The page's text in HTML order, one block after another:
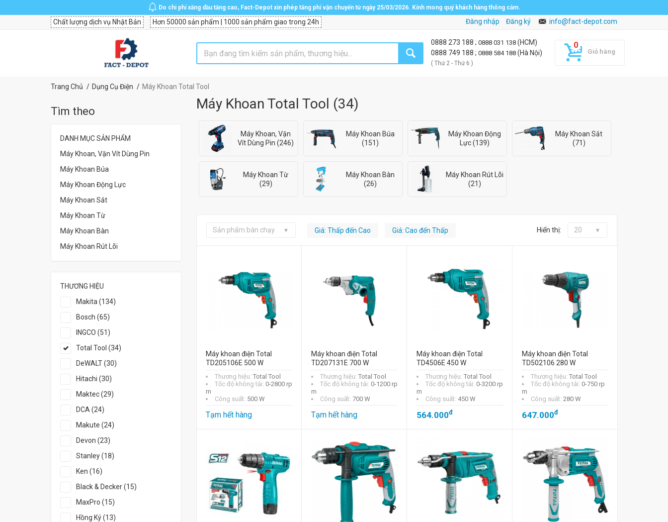
Do chi phí xăng dầu tăng cao, Fact-Depot xin phép tăng phí vận chuyển từ ngày 25/03/2026. Kính mong quý khách hàng thông cảm.
Chất lượng dịch vụ Nhật Bản Hơn 50000 sản phẩm | 1000 sản phẩm giao trong 24h Đăng nhập Đăng ký info@fact-depot.com
Giỏ hàng
0888 273 188 ; 0888 031 138 (HCM)
0888 749 188 ; 0888 584 188 (Hà Nội)
( Thứ 2 - Thứ 6 )
Trang Chủ Dụng Cụ Điện Máy Khoan Total Tool
Tìm theo
DANH MỤC SẢN PHẨM
Máy Khoan, Vặn Vít Dùng Pin
Máy Khoan Búa
Máy Khoan Động Lực
Máy Khoan Sắt
Máy Khoan Từ
Máy Khoan Bàn
Máy Khoan Rút Lõi
THƯƠNG HIỆU
Makita (134)
Bosch (65)
INGCO (51)
Total Tool (34)
DeWALT (30)
Hitachi (30)
Maktec (29)
DCA (24)
Makute (24)
Devon (23)
Stanley (18)
Ken (16)
Black & Decker (15)
MaxPro (15)
Hồng Ký (13)
Máy Khoan Total Tool (34)
Máy Khoan, Vặn
Vít Dùng Pin (246)
Máy Khoan Búa
(151)
Máy Khoan Động
Lực (139)
Máy Khoan Sắt
(71)
Máy Khoan Từ
(29)
Máy Khoan Bàn
(26)
Máy Khoan Rút Lõi
(21)
Hiển thị: 20
Sản phẩm bán chạy Giá: Thấp đến Cao Giá: Cao đến Thấp
Máy khoan điện Total
TD205106E 500 W
Thương hiệu: Total Tool
Tốc độ không tải: 0-2800 rp
m
Công suất: 500 W
Tạm hết hàng
Máy khoan điện Total
TD207131E 700 W
Thương hiệu: Total Tool
Tốc độ không tải: 0-1200 rp
m
Công suất: 700 W
Tạm hết hàng
Máy khoan điện Total
TD4506E 450 W
Thương hiệu: Total Tool
Tốc độ không tải: 0-3200 rp
m
Công suất: 450 W
564.000đ
Máy khoan điện Total
TD502106 280 W
Thương hiệu: Total Tool
Tốc độ không tải: 0-750 rp
m
Công suất: 280 W
647.000đ